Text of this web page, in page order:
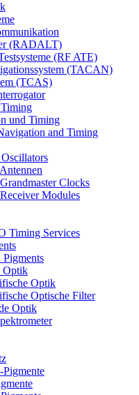
(RADALT)
(RF ATE)
(TACAN)
(TCAS)
und Timing
and Timing
Clocks
Modules
Timing Services
Pigments
Optik
Optik
Optische Filter
Optik